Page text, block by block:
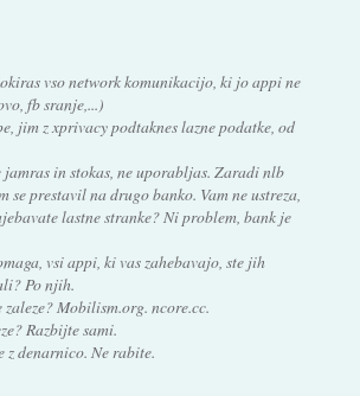
vso network komunikacijo, ki jo appi ne
fb sranje,...)
jim z xprivacy podtaknes lazne podatke, od
jamras in stokas, ne uporabljas. Zaradi nlb
se prestavil na drugo banko. Vam ne ustreza,
lastne stranke? Ni problem, bank je
vsi appi, ki vas zahebavajo, ste jih
Po njih.
Mobilism.org. ncore.cc.
Razbijte sami.
z denarnico. Ne rabite.